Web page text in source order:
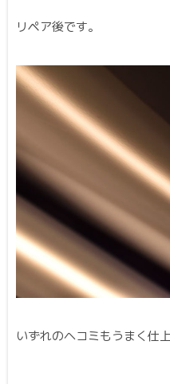
リペア後です。
いずれのヘコミもうまく仕